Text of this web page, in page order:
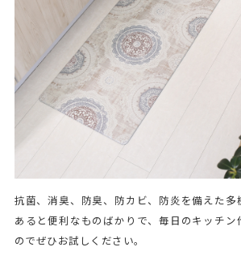
抗菌、消臭、防臭、防カビ、防炎を備えた多
あると便利なものばかりで、毎日のキッチン
のでぜひお試しください。